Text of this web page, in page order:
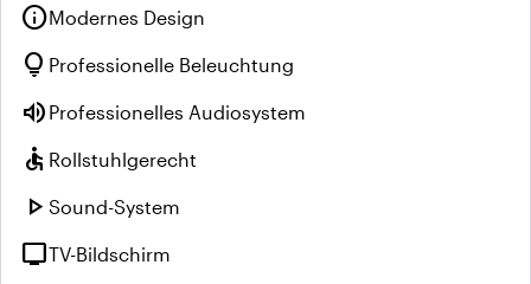
infoModernes Design
lightbulb Professionelle Beleuchtung
volume_up Professionelles Audiosystem
accessible Rollstuhlgerecht
play_arrow Sound-System
tvTV-Bildschirm